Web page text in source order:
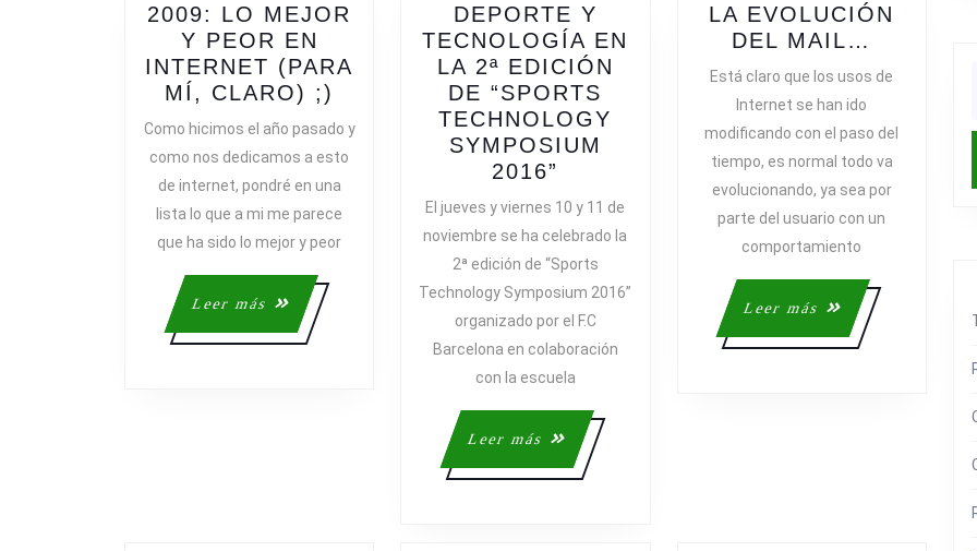
2009: LO MEJOR
Y PEOR EN
INTERNET (PARA
MÍ, CLARO) ;)
LO
MEJOR
Y
PEOR
EN
INTERNET
Como hicimos el año pasado y
como nos dedicamos a esto
de internet, pondré en una
lista lo que a mi me parece
que ha sido lo mejor y peor
Leer más
Leer
más
DEPORTE Y
TECNOLOGÍA EN
LA 2ª EDICIÓN
DE “SPORTS
TECHNOLOGY
SYMPOSIUM
2016”
Y
TECNOLOGÍA
EN
LA
2ª
EDICIÓN
DE
“SPORTS
TECHNOLOGY
SYMPOSIUM
2016”
El jueves y viernes 10 y 11 de
noviembre se ha celebrado la
2ª edición de “Sports
Technology Symposium 2016”
organizado por el F.C
Barcelona en colaboración
con la escuela
Leer más
Leer
más
LA EVOLUCIÓN
DEL MAIL…
Está claro que los usos de
Internet se han ido
modificando con el paso del
tiempo, es normal todo va
evolucionando, ya sea por
parte del usuario con un
comportamiento
Leer más
Leer
más